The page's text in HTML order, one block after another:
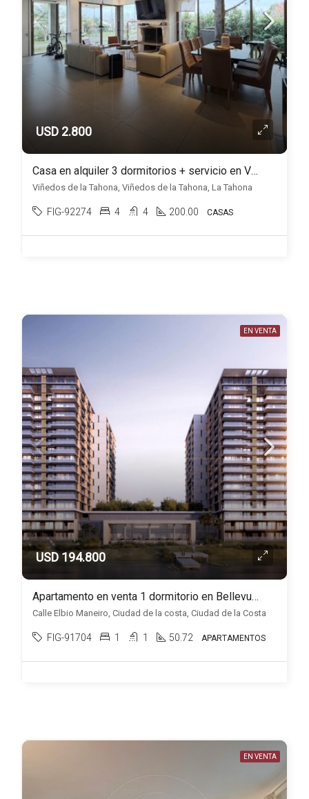
USD 2.800
Casa en alquiler 3 dormitorios + servicio en Viñedos de la Tahona
Viñedos de la Tahona, Viñedos de la Tahona, La Tahona
FIG-92274 4 4 200.00 CASAS
EN VENTA
USD 194.800
Apartamento en venta 1 dormitorio en Bellevue, Ciudad de la costa
Calle Elbio Maneiro, Ciudad de la costa, Ciudad de la Costa
FIG-91704 1 1 50.72 APARTAMENTOS
EN VENTA